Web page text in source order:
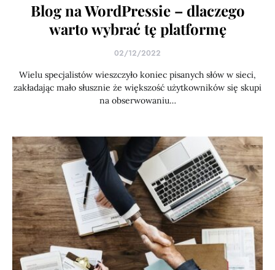
Blog na WordPressie – dlaczego
warto wybrać tę platformę
02/12/2022
Wielu specjalistów wieszczyło koniec pisanych słów w sieci,
zakładając mało słusznie że większość użytkowników się skupi
na obserwowaniu…